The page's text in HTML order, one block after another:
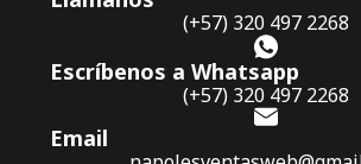
(+57) 320 497 2268
Escríbenos a Whatsapp
(+57) 320 497 2268
Email